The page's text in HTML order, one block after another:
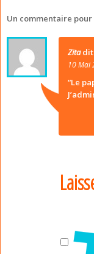
Un commentaire pour
Zita dit
10 Mai
“Le